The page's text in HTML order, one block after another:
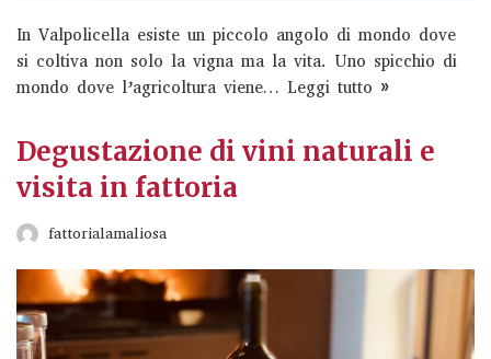
In Valpolicella esiste un piccolo angolo di mondo dove
si coltiva non solo la vigna ma la vita. Uno spicchio di
mondo dove l’agricoltura viene… Leggi tutto »
Degustazione di vini naturali e
visita in fattoria
fattorialamaliosa
La visita si svolgerà in questo modo: La Cantina del
Tufaio è una realtà vitivinicola di nicchia che ha sede e
vigneto a Zagarolo (RM);…